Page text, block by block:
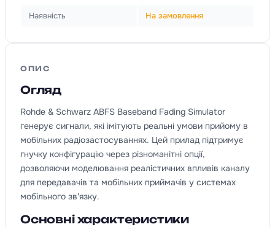
Наявність На замовлення
ОПИС
Огляд
Rohde & Schwarz ABFS Baseband Fading Simulator
генерує сигнали, які імітують реальні умови прийому в
мобільних радіозастосуваннях. Цей прилад підтримує
гнучку конфігурацію через різноманітні опції,
дозволяючи моделювання реалістичних впливів каналу
для передавачів та мобільних приймачів у системах
мобільного зв'язку.
Основні характеристики